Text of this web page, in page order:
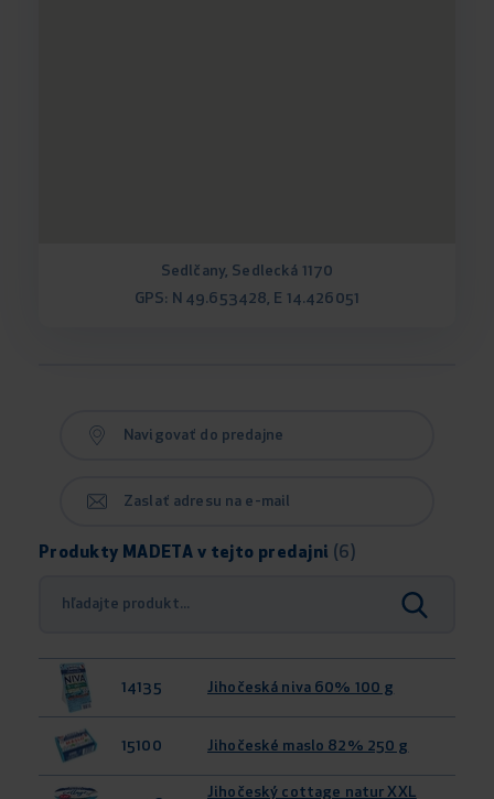
Sedlčany, Sedlecká 1170
GPS: N 49.653428, E 14.426051
Navigovať do predajne
Zaslať adresu na e-mail
Produkty MADETA v tejto predajni (6)
14135 Jihočeská niva 60% 100 g
15100 Jihočeské maslo 82% 250 g
Jihočeský cottage natur XXL